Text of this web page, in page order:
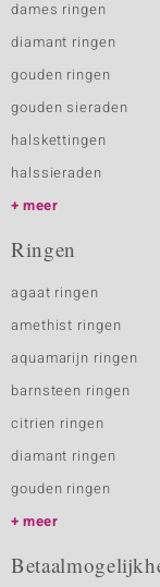
dames ringen
diamant ringen
gouden ringen
gouden sieraden
halskettingen
halssieraden
meer
Ringen
agaat ringen
amethist ringen
aquamarijn ringen
barnsteen ringen
citrien ringen
diamant ringen
gouden ringen
meer